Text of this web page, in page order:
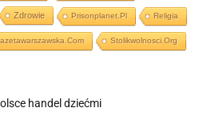
Zdrowie Prisonplanet.pl Religia
Stolikwolnosci.org
handel dziećmi